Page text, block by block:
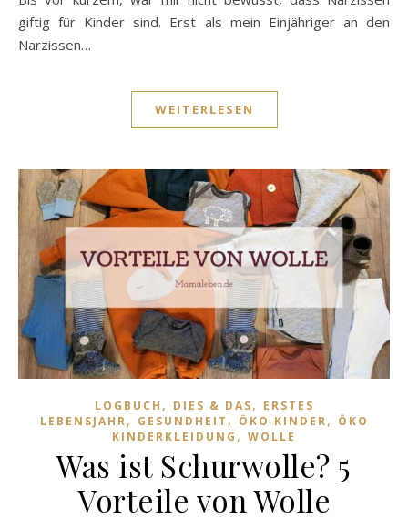
giftig für Kinder sind. Erst als mein Einjähriger an den
Narzissen…
WEITERLESEN
LOGBUCH , DIES & DAS, ERSTES
LEBENSJAHR, GESUNDHEIT , ÖKO KINDER, ÖKO
KINDERKLEIDUNG , WOLLE
Was ist Schurwolle? 5
Vorteile von Wolle